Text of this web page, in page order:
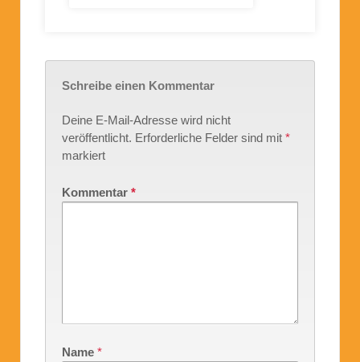
Schreibe einen Kommentar
Deine E-Mail-Adresse wird nicht
veröffentlicht. Erforderliche Felder sind mit *
markiert
Kommentar *
Name *